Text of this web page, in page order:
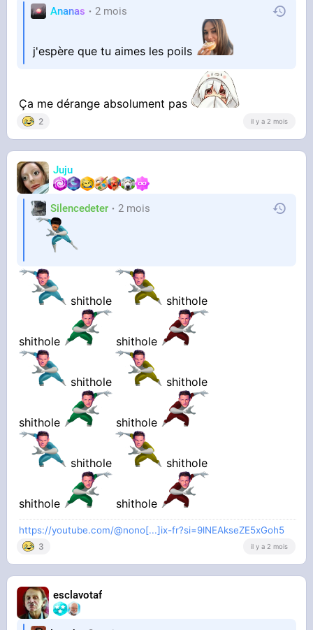
Ananas 2 mois
j'espère que tu aimes les poils
Ça me dérange absolument pas
2 il y a 2 mois
Juju
Silencedeter 2 mois
shithole shithole
shithole shithole
shithole shithole
shithole shithole
shithole shithole
shithole shithole
https://youtube.com/@nono[...]ix-fr?si=9lNEAkseZE5xGoh5
3 il y a 2 mois
esclavotaf